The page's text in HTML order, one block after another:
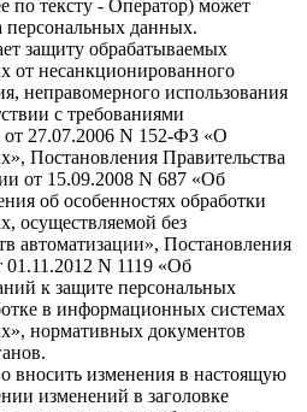
тексту - Оператор) может
персональных данных.
защиту обрабатываемых
от несанкционированного
неправомерного использования
с требованиями
от 27.07.2006 N 152-ФЗ «О
Постановления Правительства
от 15.09.2008 N 687 «Об
об особенностях обработки
осуществляемой без
автоматизации», Постановления
N 1119 «Об
к защите персональных
в информационных системах
нормативных документов
вносить изменения в настоящую
изменений в заголовке